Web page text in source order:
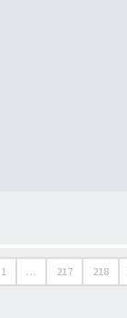
1 … 217 218